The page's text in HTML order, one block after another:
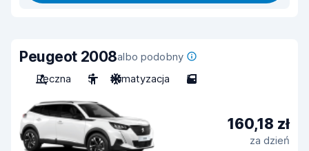
Peugeot 2008albo podobny
Ręczna
5 Klimatyzacja 5
160,18 zł
za dzień